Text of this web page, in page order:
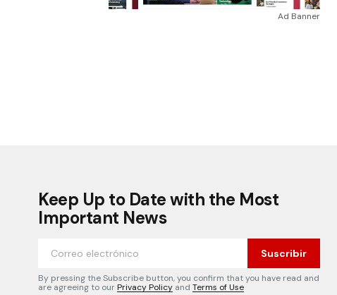
Ad Banner
Keep Up to Date with the Most
Important News
Suscribir
By pressing the Subscribe button, you confirm that you have read and
are agreeing to ourPrivacy Policy and Terms of Use